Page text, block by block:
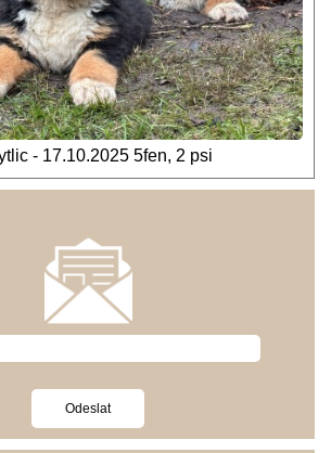
- 17.10.2025 5fen, 2 psi